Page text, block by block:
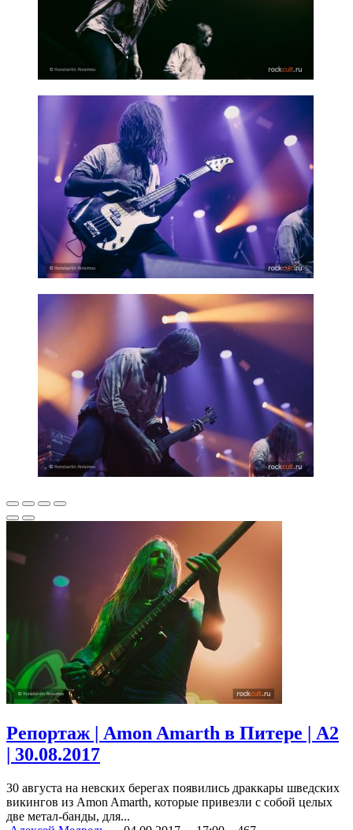
Репортаж | Amon Amarth в Питере | A2
| 30.08.2017
30 августа на невских берегах появились драккары шведских
викингов из Amon Amarth, которые привезли с собой целых
две метал-банды, для...